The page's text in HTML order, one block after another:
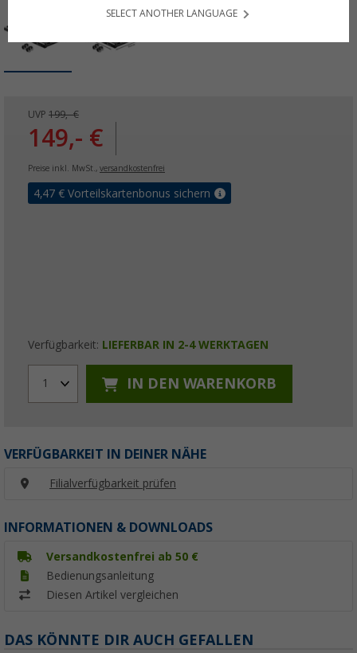
UVP 199,- €
149,- €
Preise inkl. MwSt., versandkostenfrei
4,47 € Vorteilskartenbonus sichern
Verfügbarkeit: LIEFERBAR IN 2-4 WERKTAGEN
1 IN DEN WARENKORB
VERFÜGBARKEIT IN DEINER NÄHE
Filialverfügbarkeit prüfen
INFORMATIONEN & DOWNLOADS
Versandkostenfrei ab 50 €
Bedienungsanleitung
Diesen Artikel vergleichen
DAS KÖNNTE DIR AUCH GEFALLEN
SELECT ANOTHER LANGUAGE